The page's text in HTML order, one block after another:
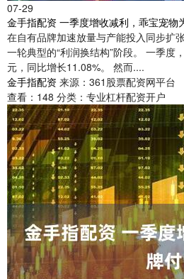
07-29
金手指配资 一季度增收减利，乖宝宠物
在自有品牌加速放量与产能投入同步扩
一轮典型的“利润换结构”阶段。 一季度
元，同比增长11.08%。 然而....
金手指配资 来源：361股票配资网平台
查看： 148 分类： 专业杠杆配资开户